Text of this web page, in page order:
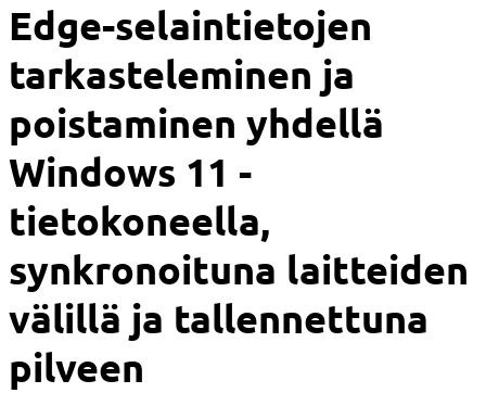
Edge-selaintietojen
tarkasteleminen ja
poistaminen yhdellä
Windows 11 -
tietokoneella,
synkronoituna laitteiden
välillä ja tallennettuna
pilveen